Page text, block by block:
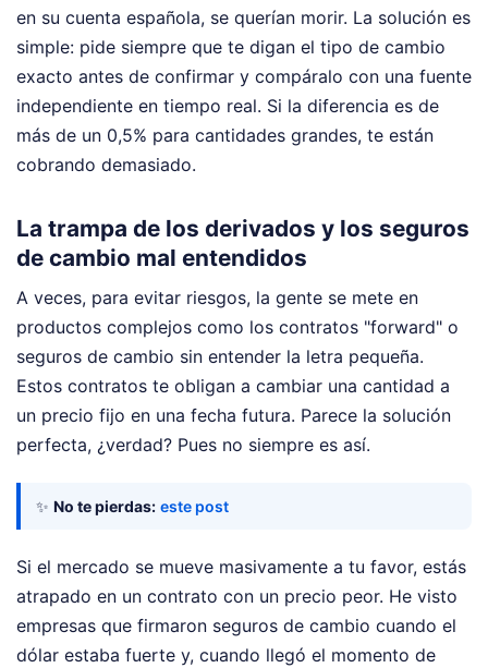
en su cuenta española, se querían morir. La solución es
simple: pide siempre que te digan el tipo de cambio
exacto antes de confirmar y compáralo con una fuente
independiente en tiempo real. Si la diferencia es de
más de un 0,5% para cantidades grandes, te están
cobrando demasiado.
La trampa de los derivados y los seguros
de cambio mal entendidos
A veces, para evitar riesgos, la gente se mete en
productos complejos como los contratos "forward" o
seguros de cambio sin entender la letra pequeña.
Estos contratos te obligan a cambiar una cantidad a
un precio fijo en una fecha futura. Parece la solución
perfecta, ¿verdad? Pues no siempre es así.
✨ No te pierdas: este post
Si el mercado se mueve masivamente a tu favor, estás
atrapado en un contrato con un precio peor. He visto
empresas que firmaron seguros de cambio cuando el
dólar estaba fuerte y, cuando llegó el momento de